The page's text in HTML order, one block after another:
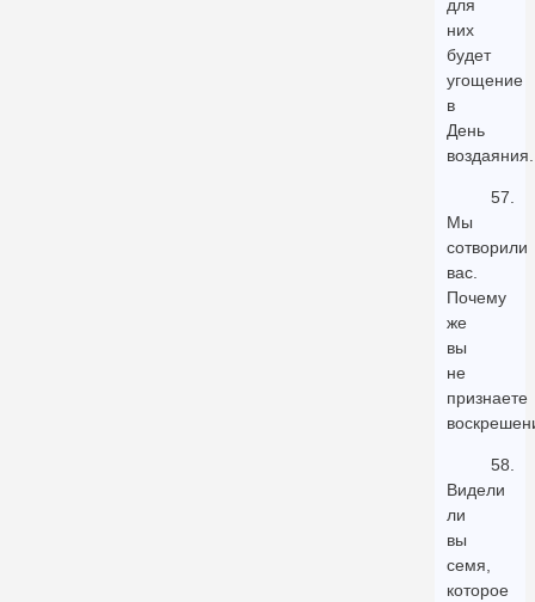
для
них
будет
угощение
в
День
воздаяния.
57.
Мы
сотворили
вас.
Почему
же
вы
не
признаете
58.
Видели
ли
вы
семя,
которое